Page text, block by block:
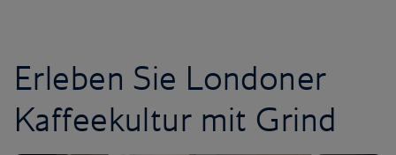
Erleben Sie Londoner
Kaffeekultur mit Grind